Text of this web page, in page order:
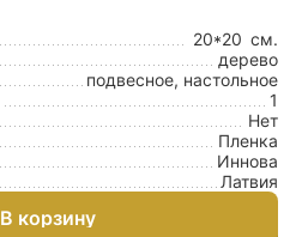
20*20 см.
дерево
подвесное, настольное
1
Нет
Пленка
Иннова
Латвия
В корзину